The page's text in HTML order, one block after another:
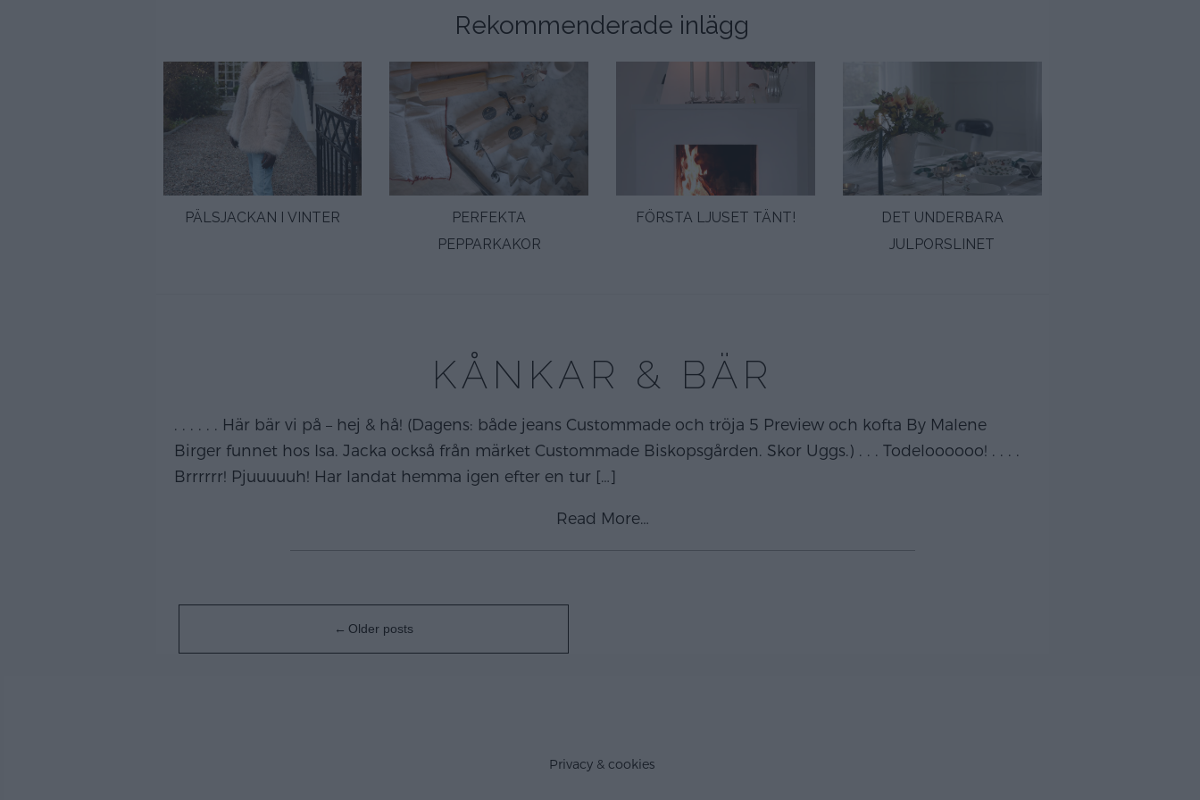
Rekommenderade inlägg
PÄLSJACKAN I VINTER
PERFEKTA
PEPPARKAKOR
FÖRSTA LJUSET TÄNT!
DET UNDERBARA
JULPORSLINET
KÅNKAR & BÄR
. . . . . . Här bär vi på – hej & hå! (Dagens: både jeans Custommade och tröja 5 Preview och kofta By Malene
Birger funnet hos Isa. Jacka också från märket Custommade Biskopsgården. Skor Uggs.) . . . Todeloooooo! . . . .
Brrrrrr! Pjuuuuuh! Har landat hemma igen efter en tur […]
Read More…
navigation
Older posts
Privacy & cookies